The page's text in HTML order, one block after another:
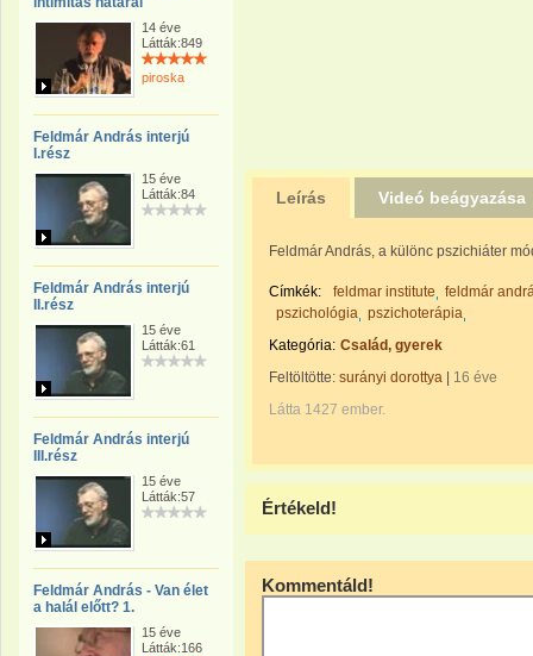
14 éve
Látták:849
piroska
Feldmár András interjú
I.rész
15 éve
Látták:84
Feldmár András interjú
II.rész
15 éve
Látták:61
Feldmár András interjú
III.rész
15 éve
Látták:57
Feldmár András - Van élet
a halál előtt? 1.
15 éve
Látták:166
Leírás Videó beágyazása
Feldmár András, a különc pszichiáter
Címkék: feldmar institute
feldmár
pszichológia pszichoterápia
Kategória: Család, gyerek
Feltöltötte: surányi dorottya
16 éve
Látta 1427 ember.
Értékeld!
Kommentáld!